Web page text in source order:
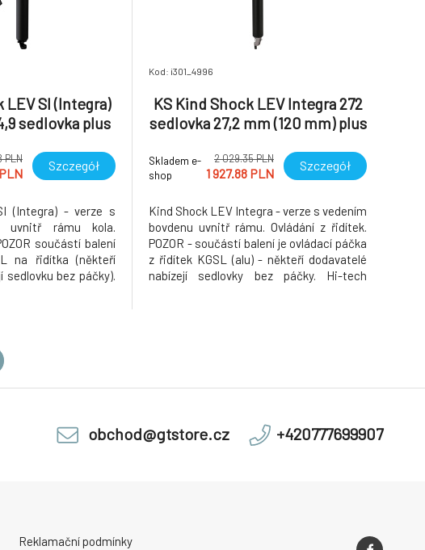
LEV SI (Integra)
sedlovka plus
PLN Szczegół
(Integra) - verze s
uvnitř rámu kola.
součástí balení
na řidítka (někteří
sedlovku bez páčky).
Kod: i301_4996
KS Kind Shock LEV Integra 272
sedlovka 27,2 mm (120 mm) plus
Skladem e-
shop
2 029.35 PLN
1 927.88 PLN Szczegół
Kind Shock LEV Integra - verze s vedením
bovdenu uvnitř rámu. Ovládání z řidítek.
POZOR - součástí balení je ovládací páčka
z řidítek KGSL (alu) - někteří dodavatelé
nabízejí sedlovky bez páčky. Hi-tech
obchod@gtstore.cz +420777699907
Reklamační podmínky